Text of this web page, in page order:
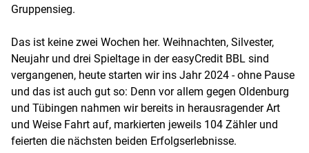
Gruppensieg.
Das ist keine zwei Wochen her. Weihnachten, Silvester,
Neujahr und drei Spieltage in der easyCredit BBL sind
vergangenen, heute starten wir ins Jahr 2024 - ohne Pause
und das ist auch gut so: Denn vor allem gegen Oldenburg
und Tübingen nahmen wir bereits in herausragender Art
und Weise Fahrt auf, markierten jeweils 104 Zähler und
feierten die nächsten beiden Erfolgserlebnisse.